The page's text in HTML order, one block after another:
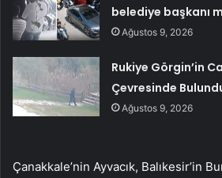
belediye başkanı
Ağustos 9, 2026
Rukiye Görgin’in
Çevresinde
Ağustos 9, 2026
Çanakkale’nin Ayvacık, Balıkesir’in